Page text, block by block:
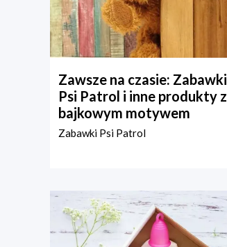
Zawsze na czasie: Zabawki
Psi Patrol i inne produkty z
bajkowym motywem
Zabawki Psi Patrol